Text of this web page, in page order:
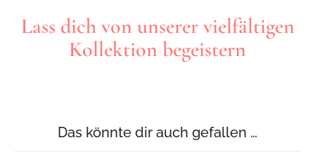
​​Lass dich von unserer vielfältigen
Kollektion begeistern
Das könnte dir auch gefallen …